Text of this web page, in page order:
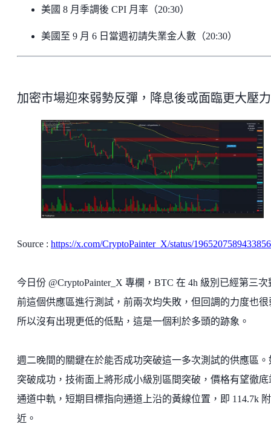
美國 8 月季調後 CPI 月率（20:30）
美國至 9 月 6 日當週初請失業金人數（20:30）
加密市場迎來弱勢反彈，降息後或面臨更大壓力
Source : https://x.com/CryptoPainter_X/status/
今日份 @CryptoPainter_X 專欄，BTC 在 4h 級別已經第三次
前這個供應區進行測試，前兩次均失敗，但回調的力度也很
所以沒有出現更低的低點，這是一個利於多頭的跡象。
週二晚間的關鍵在於能否成功突破這一多次測試的供應區。
突破成功，技術面上將形成小級別區間突破，價格有望徹底
通道中軌，短期目標指向通道上沿的黃線位置，即 114.7k 附
近。